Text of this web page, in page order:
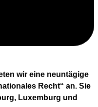
wir eine neuntägige
Recht“ an. Sie
Luxemburg und